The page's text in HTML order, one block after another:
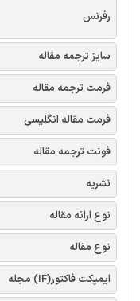
رفرنس
سایز ترجمه مقاله
فرمت ترجمه مقاله
فرمت مقاله انگلیسی
فونت ترجمه مقاله
نشریه
نوع ارائه مقاله
نوع مقاله
ایمپکت فاکتور(IF) مجله